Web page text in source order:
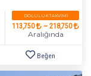
DOLULUK TAKVIMI
113,750 ~ 218,750
Aralığında